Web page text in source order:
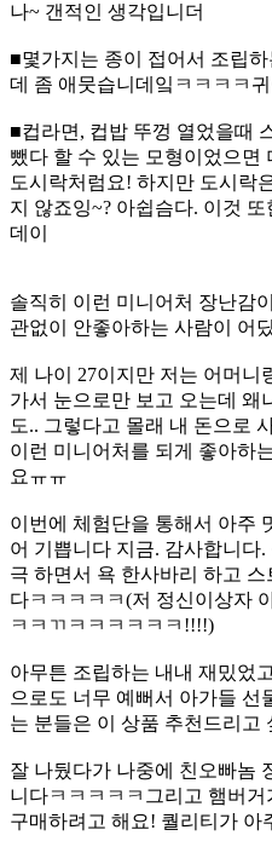
나~ 갠적인 생각입니더
■몇가지는 종이 접어서 조립
데 좀 애뭇습니데잌ㅋㅋㅋㅋ
■컵라면, 컵밥 뚜껑 열었을때
뺐다 할 수 있는 모형이었으면
도시락처럼요! 하지만 도시락
지 않죠잉~? 아쉽슴다. 이것
데이
솔직히 이런 미니어처 장난감
관없이 안좋아하는 사람이 어
제 나이 27이지만 저는 어머니
가서 눈으로만 보고 오는데 왜
도.. 그렇다고 몰래 내 돈으로
이런 미니어처를 되게 좋아하
요ㅠㅠ
이번에 체험단을 통해서 아주
어 기쁩니다 지금. 감사합니다
극 하면서 욕 한사바리 하고
다ㅋㅋㅋㅋㅋ(저 정신이상자
ㅋㅋㄲㅋㅋㅋㅋㅋㅋ!!!!)
아무튼 조립하는 내내 재밌었
으로도 너무 예뻐서 아가들 선
는 분들은 이 상품 추천드리고
잘 나뒀다가 나중에 친오빠놈
니다ㅋㅋㅋㅋㅋ그리고 햄버거
구매하려고 해요! 퀄리티가 아